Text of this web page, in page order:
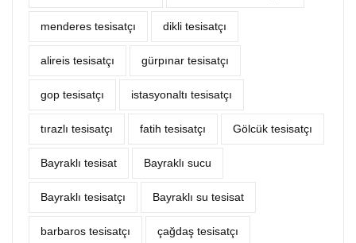
menderes tesisatçı dikli tesisatçı
alireis tesisatçı gürpınar tesisatçı
gop tesisatçı istasyonaltı tesisatçı
tırazlı tesisatçı fatih tesisatçı Gölcük tesisatçı
Bayraklı tesisat Bayraklı sucu
Bayraklı tesisatçı Bayraklı su tesisat
barbaros tesisatçı çağdaş tesisatçı